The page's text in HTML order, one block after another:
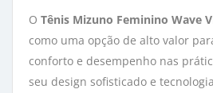
O Tênis Mizuno Feminino Wave
como uma opção de alto valor
conforto e desempenho nas
seu design sofisticado e